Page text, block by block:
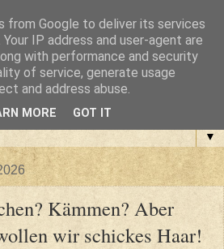
▼
Kämmen? Aber
wir schickes Haar!
from Google to deliver its services
IP address and user-agent are
with performance and security
of service, generate usage
and address abuse.
MORE GOT IT